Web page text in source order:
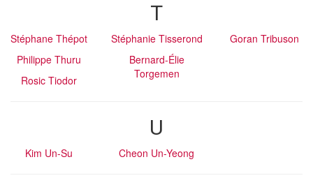
T
Stéphane Thépot
Philippe Thuru
Rosic Tiodor
Stéphanie Tisserond
Bernard-Élie
Torgemen
Goran Tribuson
U
Kim Un-Su Cheon Un-Yeong